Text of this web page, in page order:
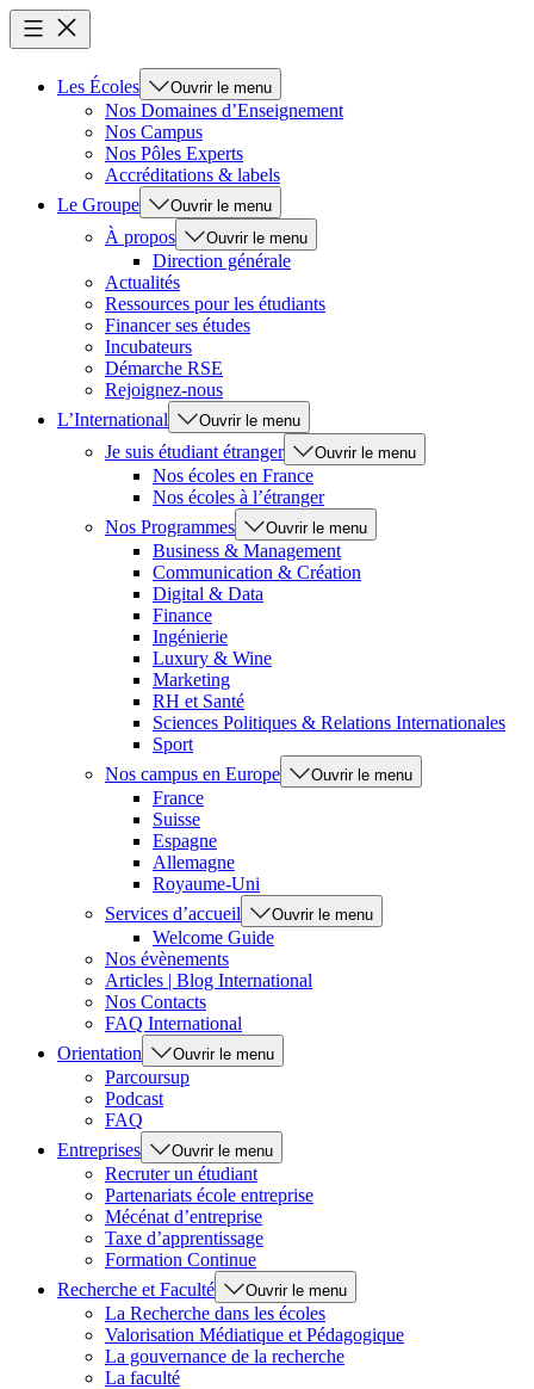
Les Écoles Ouvrir le menu
Nos Domaines d’Enseignement
Nos Campus
Nos Pôles Experts
Accréditations & labels
Le Groupe
Ouvrir le menu
À propos Ouvrir le menu
Direction générale
Actualités
Ressources pour les étudiants
Financer ses études
Incubateurs
Démarche RSE
Rejoignez-nous
L’International
Ouvrir le menu
Je suis étudiant étranger Ouvrir le menu
Nos écoles en France
Nos écoles à l’étranger
Nos Programmes
Ouvrir le menu
Business & Management
Communication & Création
Digital & Data
Finance
Ingénierie
Luxury & Wine
Marketing
RH et Santé
Sciences Politiques & Relations Internationales
Sport
Nos campus en Europe
Ouvrir le menu
France
Suisse
Espagne
Allemagne
Royaume-Uni
Services d’accueil
Ouvrir le menu
Welcome Guide
Nos évènements
Articles | Blog International
Nos Contacts
FAQ International
Orientation
Ouvrir le menu
Parcoursup
Podcast
FAQ
Entreprises
Ouvrir le menu
Recruter un étudiant
Partenariats école entreprise
Mécénat d’entreprise
Taxe d’apprentissage
Formation Continue
Recherche et Faculté
Ouvrir le menu
La Recherche dans les écoles
Valorisation Médiatique et Pédagogique
La gouvernance de la recherche
La faculté